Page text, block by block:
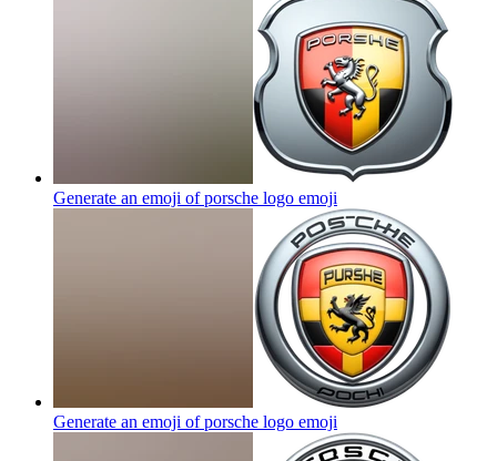
Generate an emoji of porsche logo emoji
Generate an emoji of porsche logo emoji